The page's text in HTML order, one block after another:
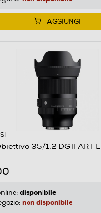
AGGIUNGI
35/1.2 DG II ART
disponibile
non disponibile